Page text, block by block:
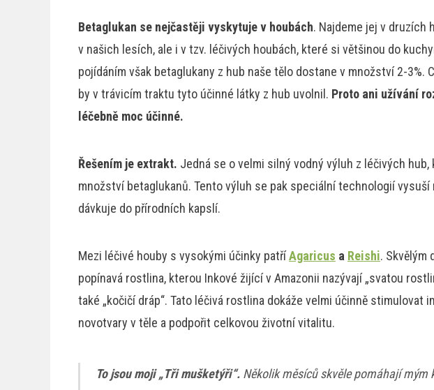
Betaglukan se nejčastěji vyskytuje v houbách. Najdeme jej v druzích
v našich lesích, ale i v tzv. léčivých houbách, které si většinou do
pojídáním však betaglukany z hub naše tělo dostane v množství 2-3%.
by v trávicím traktu tyto účinné látky z hub uvolnil. Proto ani užívání
léčebně moc účinné.
Řešením je extrakt. Jedná se o velmi silný vodný výluh z léčivých
množství betaglukanů. Tento výluh se pak speciální technologií vysuší
dávkuje do přírodních kapslí.
Mezi léčivé houby s vysokými účinky patříAgaricus a Reishi. Skvělým
popínavá rostlina, kterou Inkové žijící v Amazonii nazývají „svatou
také „kočičí dráp“. Tato léčivá rostlina dokáže velmi účinně stimulovat
novotvary v těle a podpořit celkovou životní vitalitu.
To jsou moji „Tři mušketýři“.Několik měsíců skvěle pomáhají mým